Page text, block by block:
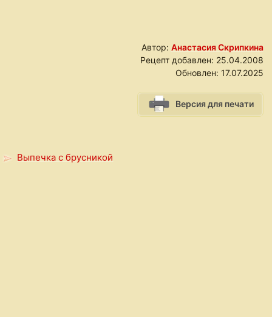
Автор: Анастасия Скрипкина
Рецепт добавлен: 25.04.2008
Обновлен: 17.07.2025
Версия для печати
Выпечка с брусникой